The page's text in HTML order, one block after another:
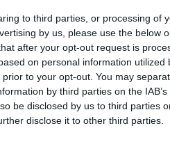
to third parties, or processing of
by us, please use the below
after your opt-out request is
on personal information utilized
to your opt-out. You may
by third parties on the
be disclosed by us to third parties
disclose it to other third parties.
Η Αποκατάσταση Α.Ε. αναζητά για εργασία Νοσηλευτές και Βοηθούς Νοσηλευτές